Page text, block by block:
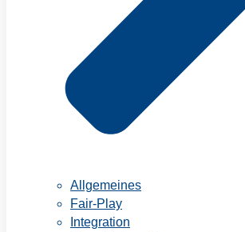
Allgemeines
Fair-Play
Integration